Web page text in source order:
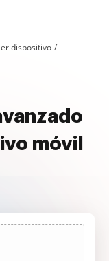
dispositivo
móvil